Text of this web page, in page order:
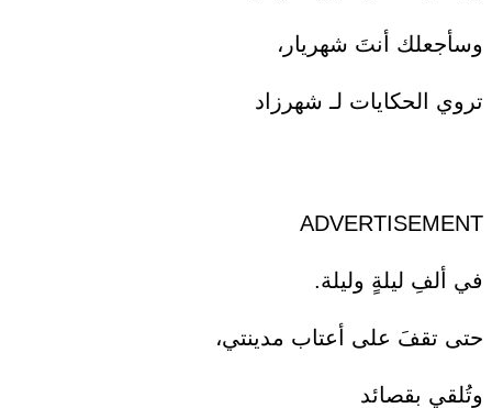
وسأجعلك أنتَ شهريار،
تروي الحكايات لـ شهرزاد
ADVERTISEMENT
في ألفِ ليلةٍ وليلة.
حتى تقفَ على أعتاب مدينتي،
وتُلقي بقصائد